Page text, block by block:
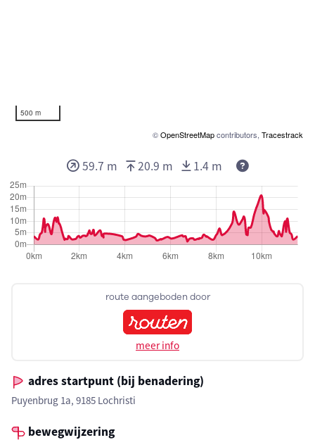
500 m
©OpenStreetMapcontributors, Tracestrack
route aangeboden door
meer info
adres startpunt (bij benadering)
Puyenbrug 1a, 9185 Lochristi
bewegwijzering
59.7 m 20.9 m 1.4 m